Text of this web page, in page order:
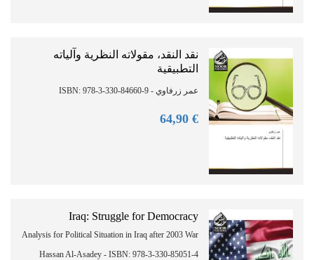
نقد النقد، مقولاته النظرية وآلياته
التطبيقية
عمر زرفاوي - ISBN: 978-3-330-84660-9
€ 64,
90
Iraq: Struggle for Democracy
Analysis for Political Situation in Iraq after 2003 War
Hassan Al-Asadey - ISBN: 978-3-330-85051-4